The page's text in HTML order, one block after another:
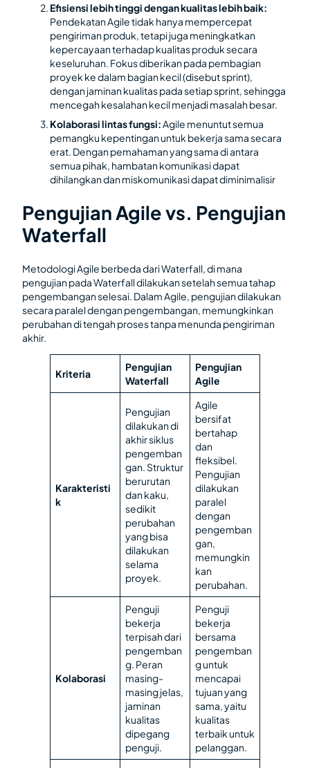
Efisiensi lebih tinggi dengan kualitas lebih baik:
Pendekatan Agile tidak hanya mempercepat
pengiriman produk, tetapi juga meningkatkan
kepercayaan terhadap kualitas produk secara
keseluruhan. Fokus diberikan pada pembagian
proyek ke dalam bagian kecil (disebut sprint),
dengan jaminan kualitas pada setiap sprint, sehingga
mencegah kesalahan kecil menjadi masalah besar.
Kolaborasi lintas fungsi:Agile menuntut semua
pemangku kepentingan untuk bekerja sama secara
erat. Dengan pemahaman yang sama di antara
semua pihak, hambatan komunikasi dapat
dihilangkan dan miskomunikasi dapat diminimalisir
Pengujian Agile vs. Pengujian
Waterfall
Metodologi Agile berbeda dari Waterfall, di mana
pengujian pada Waterfall dilakukan setelah semua tahap
pengembangan selesai. Dalam Agile, pengujian dilakukan
secara paralel dengan pengembangan, memungkinkan
perubahan di tengah proses tanpa menunda pengiriman
akhir.
Kriteria
Pengujian
Waterfall
Pengujian
Agile
Karakteristi
k
Pengujian
dilakukan di
akhir siklus
pengemban
gan. Struktur
berurutan
dan kaku,
sedikit
perubahan
yang bisa
dilakukan
selama
proyek.
Agile
bersifat
bertahap
dan
fleksibel.
Pengujian
dilakukan
paralel
dengan
pengemban
gan,
memungkin
kan
perubahan.
Kolaborasi
Penguji
bekerja
terpisah dari
pengemban
g. Peran
masing-
masing jelas,
jaminan
kualitas
dipegang
penguji.
Penguji
bekerja
bersama
pengemban
g untuk
mencapai
tujuan yang
sama, yaitu
kualitas
terbaik untuk
pelanggan.